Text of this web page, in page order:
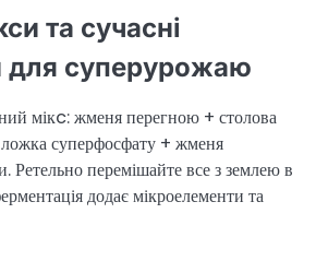
та сучасні
для суперурожаю
мікc: жменя перегною + столова
суперфосфату + жменя
Ретельно перемішайте все з землею в
додає мікроелементи та